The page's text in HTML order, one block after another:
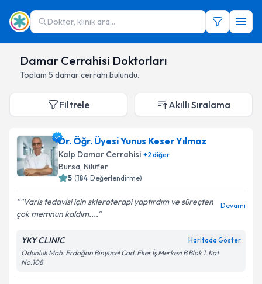
Doktor, klinik ara...
Damar Cerrahisi Doktorları
Toplam 5 damar cerrahı bulundu.
Filtrele Akıllı Sıralama
Dr. Öğr. Üyesi Yunus Keser Yılmaz
Kalp Damar Cerrahisi +2 diğer
Bursa, Nilüfer
5 (184 Değerlendirme)
“Varis tedavisi için skleroterapi yaptırdım ve süreçten
çok memnun kaldım....
Devamı
YKY CLINIC Haritada Göster
Odunluk Mah. Erdoğan Binyücel Cad. Eker İş Merkezi B Blok 1. Kat
No:108